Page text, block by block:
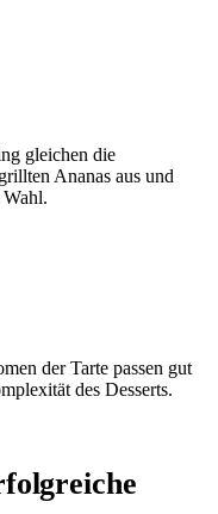
gleichen die
Ananas aus und
der Tarte passen gut
des Desserts.